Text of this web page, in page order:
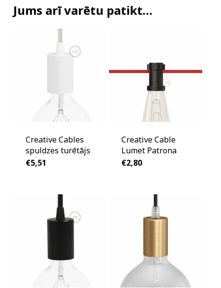
Jums arī varētu patikt…
Creative Cables
spuldzes turētājs
€5,51
Creative Cable
Lumet Patrona
€2,80